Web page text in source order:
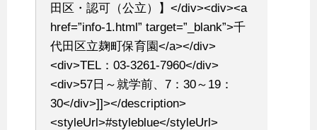
田区・認可（公立）】</div><div><a
href=”info-1.html” target=”_blank”>千
代田区立麹町保育園</a></div>
<div>TEL：03-3261-7960</div>
<div>57日～就学前、7：30～19：
30</div>]]></description>
<styleUrl>#styleblue</styleUrl>